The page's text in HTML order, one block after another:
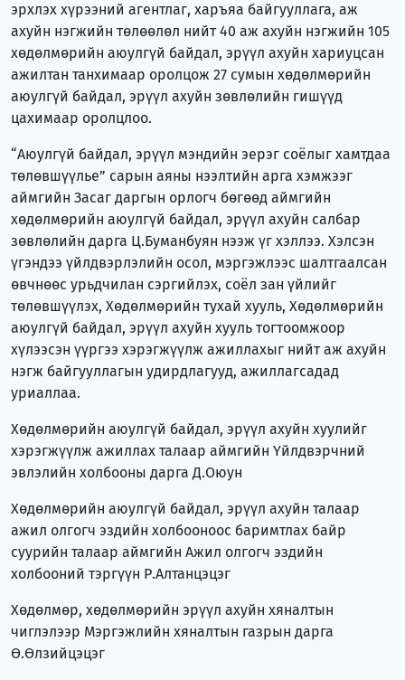
эрхлэх хүрээний агентлаг, харъяа байгууллага, аж
ахуйн нэгжийн төлөөлөл нийт 40 аж ахуйн нэгжийн 105
хөдөлмөрийн аюулгүй байдал, эрүүл ахуйн хариуцсан
ажилтан танхимаар оролцож 27 сумын хөдөлмөрийн
аюулгүй байдал, эрүүл ахуйн зөвлөлийн гишүүд
цахимаар оролцлоо.
“Аюулгүй байдал, эрүүл мэндийн эерэг соёлыг хамтдаа
төлөвшүүлье” сарын аяны нээлтийн арга хэмжээг
аймгийн Засаг даргын орлогч бөгөөд аймгийн
хөдөлмөрийн аюулгүй байдал, эрүүл ахуйн салбар
зөвлөлийн дарга Ц.Буманбуян нээж үг хэллээ. Хэлсэн
үгэндээ үйлдвэрлэлийн осол, мэргэжлээс шалтгаалсан
өвчнөөс урьдчилан сэргийлэх, соёл зан үйлийг
төлөвшүүлэх, Хөдөлмөрийн тухай хууль, Хөдөлмөрийн
аюулгүй байдал, эрүүл ахуйн хууль тогтоомжоор
хүлээсэн үүргээ хэрэгжүүлж ажиллахыг нийт аж ахуйн
нэгж байгууллагын удирдлагууд, ажиллагсадад
уриаллаа.
Хөдөлмөрийн аюулгүй байдал, эрүүл ахуйн хуулийг
хэрэгжүүлж ажиллах талаар аймгийн Үйлдвэрчний
эвлэлийн холбооны дарга Д.Оюун
Хөдөлмөрийн аюулгүй байдал, эрүүл ахуйн талаар
ажил олгогч эздийн холбооноос баримтлах байр
суурийн талаар аймгийн Ажил олгогч эздийн
холбооний тэргүүн Р.Алтанцэцэг
Хөдөлмөр, хөдөлмөрийн эрүүл ахуйн хяналтын
чиглэлээр Мэргэжлийн хяналтын газрын дарга
Ө.Өлзийцэцэг